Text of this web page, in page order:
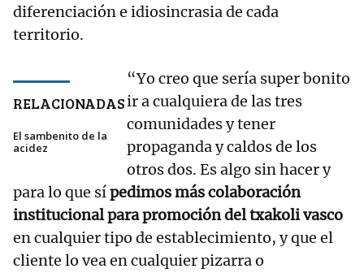
diferenciación e idiosincrasia de cada
territorio.
RELACIONADAS
El sambenito de la
acidez
“Yo creo que sería super bonito
ir a cualquiera de las tres
comunidades y tener
propaganda y caldos de los
otros dos. Es algo sin hacer y
para lo que sípedimos más colaboración
institucional para promoción del txakoli vasco
en cualquier tipo de establecimiento, y que el
cliente lo vea en cualquier pizarra o